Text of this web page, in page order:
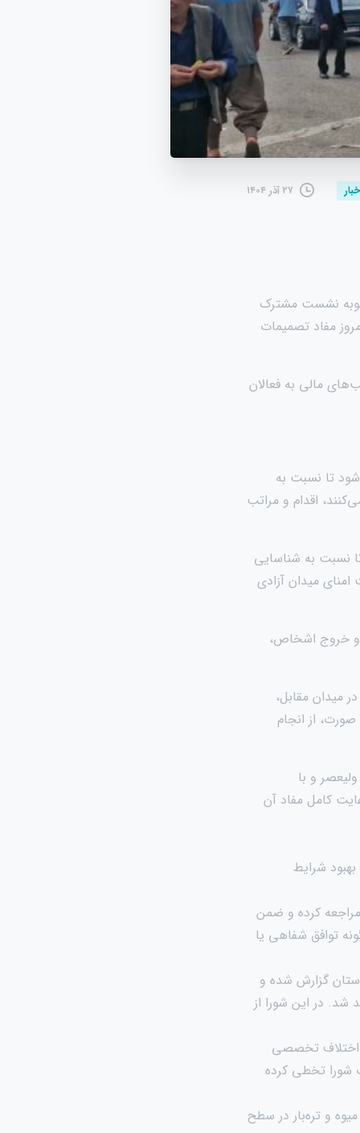
۲۷ آذر ۱۴۰۴
نشست مشترک
مفاد تصمیمات
مالی به فعالان
تا نسبت به
اقدام و مراتب
تا نسبت به شناسایی
امنای میدان آزادی
ورود و خروج اشخاص،
میدان مقابل،
از انجام
و با
کامل مفاد آن
شرایط
کرده و ضمن
توافق شفاهی یا
گزارش شده و
شد. در این شورا از
اختلاف تخصصی
شورا تخطی کرده
و تره‌بار در سطح